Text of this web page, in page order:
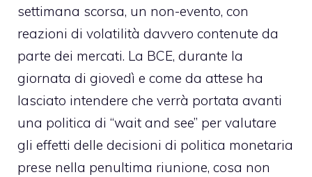
settimana scorsa, un non-evento, con
reazioni di volatilità davvero contenute da
parte dei mercati. La BCE, durante la
giornata di giovedì e come da attese ha
lasciato intendere che verrà portata avanti
una politica di “wait and see” per valutare
gli effetti delle decisioni di politica monetaria
prese nella penultima riunione, cosa non